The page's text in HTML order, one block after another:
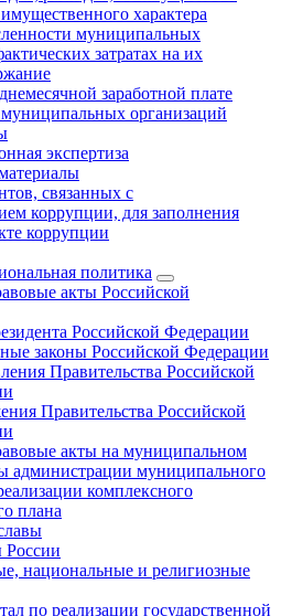
имущественного характера
муниципальных
затратах на их
заработной плате
организаций
экспертиза
связанных с
коррупции, для заполнения
коррупции
политика
акты Российской
Российской Федерации
законы Российской Федерации
Правительства Российской
Правительства Российской
акты на муниципальном
администрации муниципального
комплексного
плана
России
национальные и религиозные
по реализации государственной